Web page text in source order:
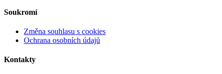
Soukromí
Změna souhlasu s cookies
Ochrana osobních údajů
Kontakty